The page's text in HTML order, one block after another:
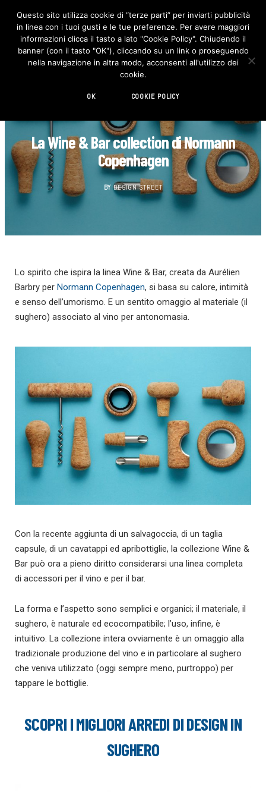
F
c
e
b
o
I
n
s
t
La Wine & Bar collection di Normann
Copenhagen
BY DESIGN STREET
Lo spirito che ispira la linea Wine & Bar, creata da Aurélien
Barbry per Normann Copenhagen, si basa su calore, intimità
e senso dell’umorismo. E un sentito omaggio al materiale (il
sughero) associato al vino per antonomasia.
Con la recente aggiunta di un salvagoccia, di un taglia
capsule, di un cavatappi ed apribottiglie, la collezione Wine &
Bar può ora a pieno diritto considerarsi una linea completa
di accessori per il vino e per il bar.
La forma e l’aspetto sono semplici e organici; il materiale, il
sughero, è naturale ed ecocompatibile; l’uso, infine, è
intuitivo. La collezione intera ovviamente è un omaggio alla
tradizionale produzione del vino e in particolare al sughero
che veniva utilizzato (oggi sempre meno, purtroppo) per
tappare le bottiglie.
SCOPRI I MIGLIORI ARREDI DI DESIGN IN
SUGHERO
Questo sito utilizza cookie di “terze parti” per inviarti pubblicità
in linea con i tuoi gusti e le tue preferenze. Per avere maggiori
informazioni clicca il tasto a lato "Cookie Policy". Chiudendo il
banner (con il tasto "OK"), cliccando su un link o proseguendo
nella navigazione in altra modo, acconsenti all'utilizzo dei
cookie.
OK COOKIE POLICY